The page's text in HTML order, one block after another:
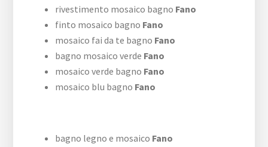
rivestimento mosaico bagno Fano
finto mosaico bagno Fano
mosaico fai da te bagno Fano
bagno mosaico verde Fano
mosaico verde bagno Fano
mosaico blu bagno Fano
bagno legno e mosaico Fano